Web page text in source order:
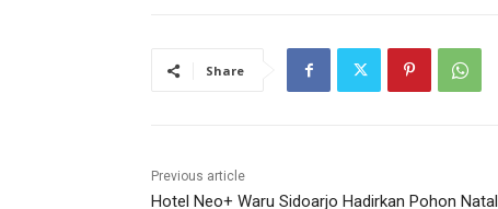
Share
Previous article
Hotel Neo+ Waru Sidoarjo Hadirkan Pohon Natal